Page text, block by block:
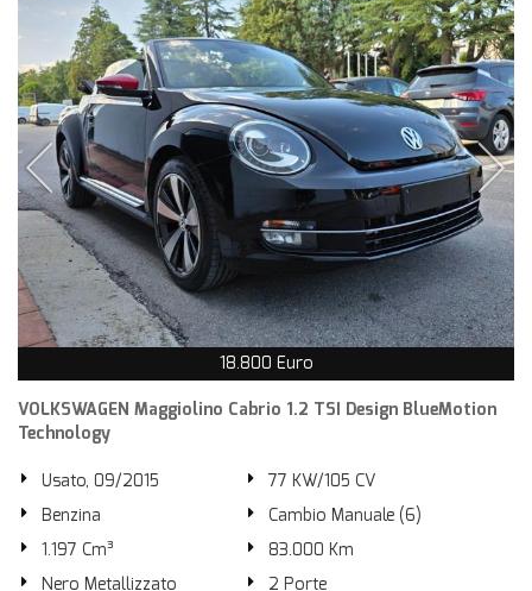
18.800 Euro
VOLKSWAGEN Maggiolino Cabrio 1.2 TSI Design BlueMotion
Technology
Usato, 09/2015
77 KW/105 CV
Benzina
Cambio Manuale (6)
1.197 Cm³
83.000 Km
Nero Metallizzato
2 Porte